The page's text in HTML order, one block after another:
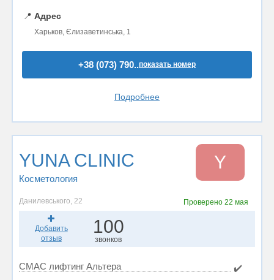
📍 Адрес
Харьков, Єлизаветинська, 1
+38 (073) 790..показать номер
Подробнее
YUNA CLINIC
Косметология
Y
Данилевського, 22 Проверено 22 мая
Добавить
отзыв
100
звонков
СМАС лифтинг Альтера
✔️